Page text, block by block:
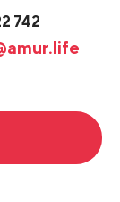
742